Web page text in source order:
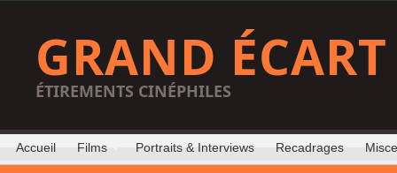
GRAND ÉCART
ÉTIREMENTS CINÉPHILES
Accueil Films Portraits & Interviews Recadrages